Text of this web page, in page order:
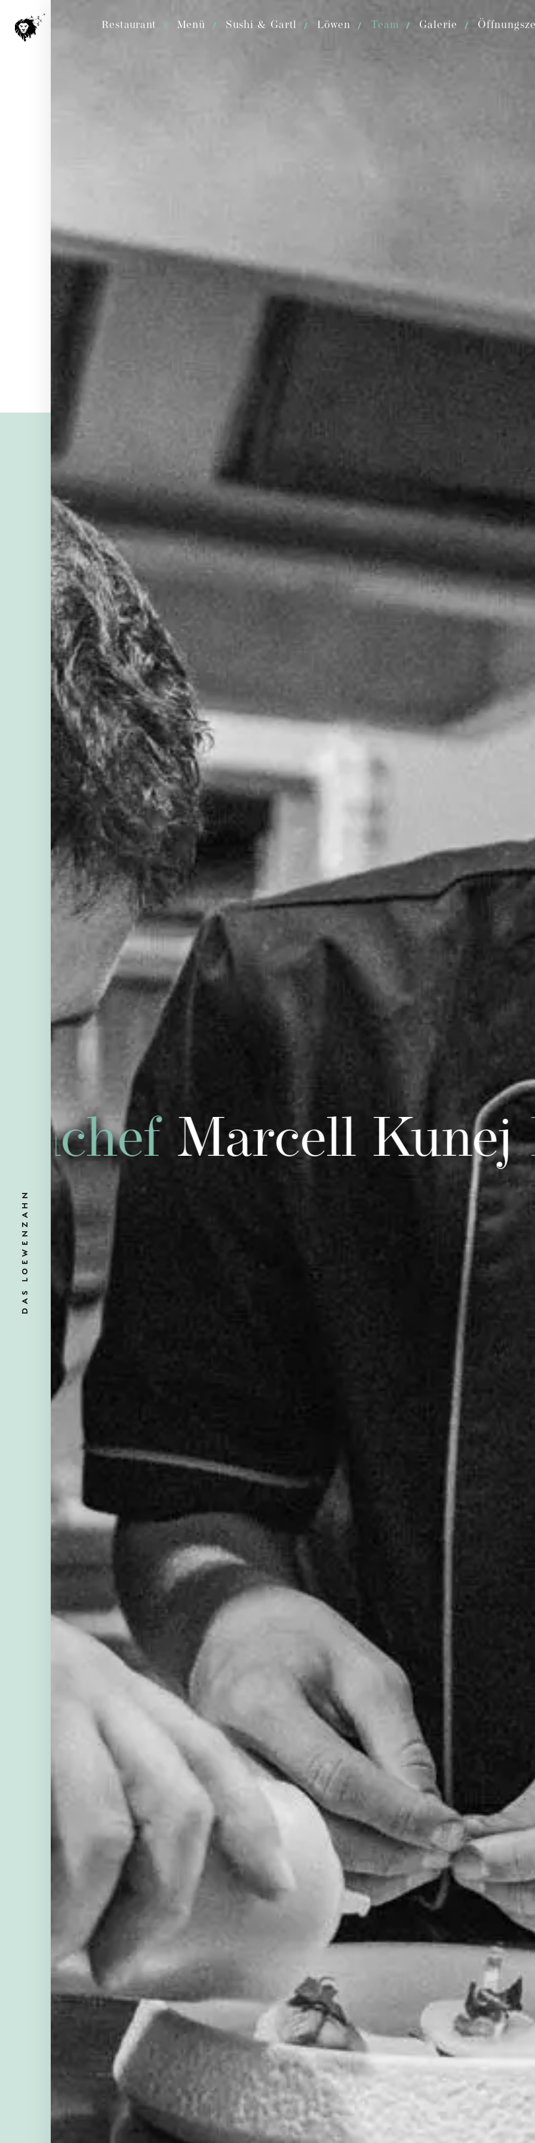
DAS LOEWENZAHN
Restaurant Menü Sushi & Gartl Löwen Team Galerie
Marcell Kunej